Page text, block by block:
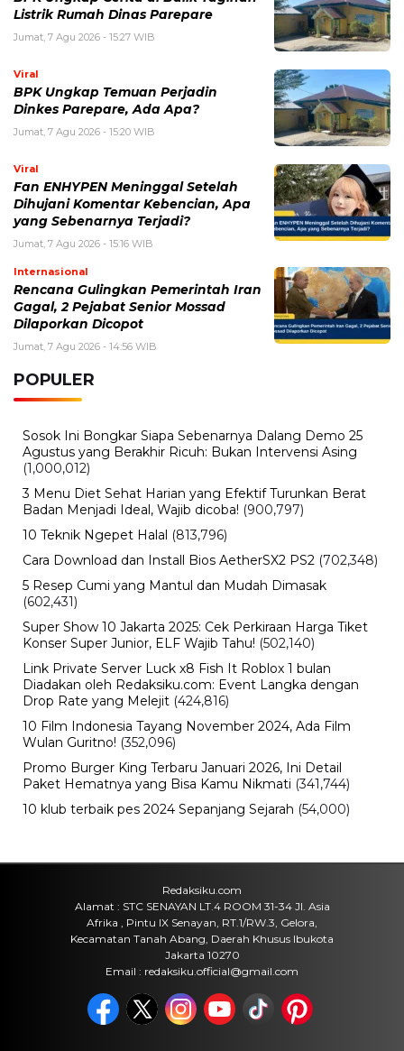
Listrik Rumah Dinas Parepare
Jumat, 7 Agu 2026 - 15:27 WIB
Viral
BPK Ungkap Temuan Perjadin
Dinkes Parepare, Ada Apa?
Jumat, 7 Agu 2026 - 15:20 WIB
Viral
Fan ENHYPEN Meninggal Setelah
Dihujani Komentar Kebencian, Apa
yang Sebenarnya Terjadi?
Jumat, 7 Agu 2026 - 15:16 WIB
Internasional
Rencana Gulingkan Pemerintah Iran
Gagal, 2 Pejabat Senior Mossad
Dilaporkan Dicopot
Jumat, 7 Agu 2026 - 14:56 WIB
POPULER
Sosok Ini Bongkar Siapa Sebenarnya Dalang Demo 25
Agustus yang Berakhir Ricuh: Bukan Intervensi Asing
(1,000,012)
3 Menu Diet Sehat Harian yang Efektif Turunkan Berat
Badan Menjadi Ideal, Wajib dicoba! (900,797)
10 Teknik Ngepet Halal (813,796)
Cara Download dan Install Bios AetherSX2 PS2 (702,348)
5 Resep Cumi yang Mantul dan Mudah Dimasak
(602,431)
Super Show 10 Jakarta 2025: Cek Perkiraan Harga Tiket
Konser Super Junior, ELF Wajib Tahu! (502,140)
Link Private Server Luck x8 Fish It Roblox 1 bulan
Diadakan oleh Redaksiku.com: Event Langka dengan
Drop Rate yang Melejit (424,816)
10 Film Indonesia Tayang November 2024, Ada Film
Wulan Guritno! (352,096)
Promo Burger King Terbaru Januari 2026, Ini Detail
Paket Hematnya yang Bisa Kamu Nikmati (341,744)
10 klub terbaik pes 2024 Sepanjang Sejarah (54,000)
Redaksiku.com
Alamat : STC SENAYAN LT.4 ROOM 31-34 Jl. Asia
Afrika , Pintu IX Senayan, RT.1/RW.3, Gelora,
Kecamatan Tanah Abang, Daerah Khusus Ibukota
Jakarta 10270
Email : redaksiku.official@gmail.com